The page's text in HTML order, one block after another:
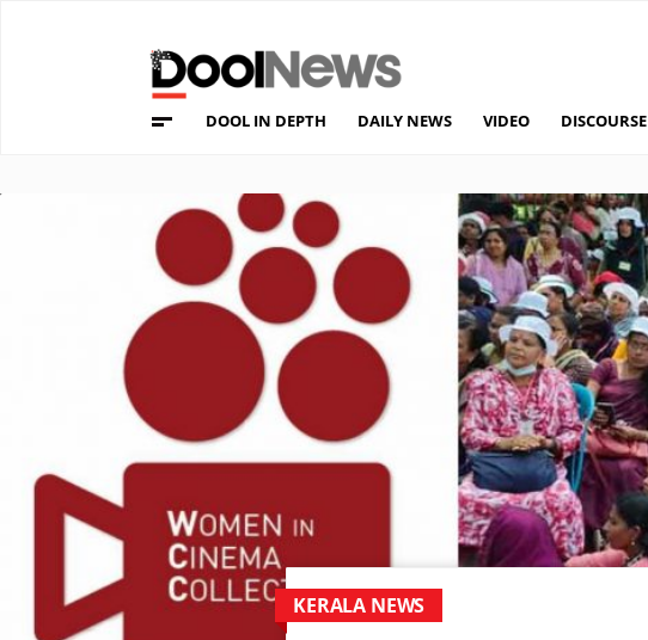
DOOL IN DEPTH DAILY NEWS VIDEO DISCOURSE
KERALA NEWS